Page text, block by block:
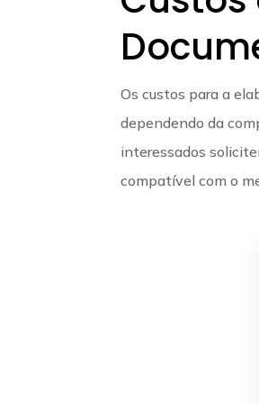
Os custos para a
dependendo da
interessados
compatível com o